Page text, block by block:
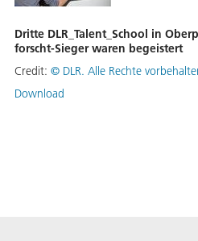
Dritte DLR_Talent_School in
forscht-Sieger waren begeistert
Credit: © DLR. Alle Rechte
Download